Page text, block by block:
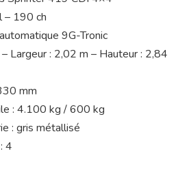
– 190 ch
9G-Tronic
Largeur : 2,02 m – Hauteur : 2,84
mm
: 4.100 kg / 600 kg
: gris métallisé
4